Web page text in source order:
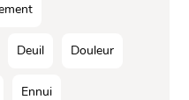
Deuil Douleur
Ennui